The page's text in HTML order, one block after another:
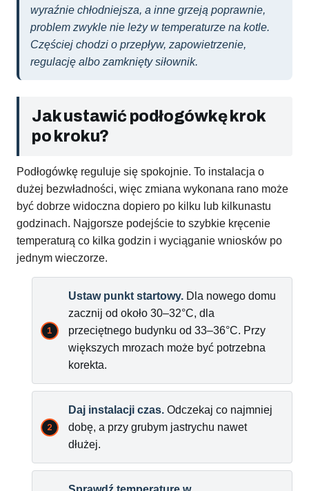
wyraźnie chłodniejsza, a inne grzeją poprawnie,
problem zwykle nie leży w temperaturze na kotle.
Częściej chodzi o przepływ, zapowietrzenie,
regulację albo zamknięty siłownik.
Jak ustawić podłogówkę krok
po kroku?
Podłogówkę reguluje się spokojnie. To instalacja o
dużej bezwładności, więc zmiana wykonana rano może
być dobrze widoczna dopiero po kilku lub kilkunastu
godzinach. Najgorsze podejście to szybkie kręcenie
temperaturą co kilka godzin i wyciąganie wniosków po
jednym wieczorze.
Ustaw punkt startowy. Dla nowego domu
zacznij od około 30–32°C, dla
przeciętnego budynku od 33–36°C. Przy
większych mrozach może być potrzebna
korekta.
Daj instalacji czas. Odczekaj co najmniej
dobę, a przy grubym jastrychu nawet
dłużej.